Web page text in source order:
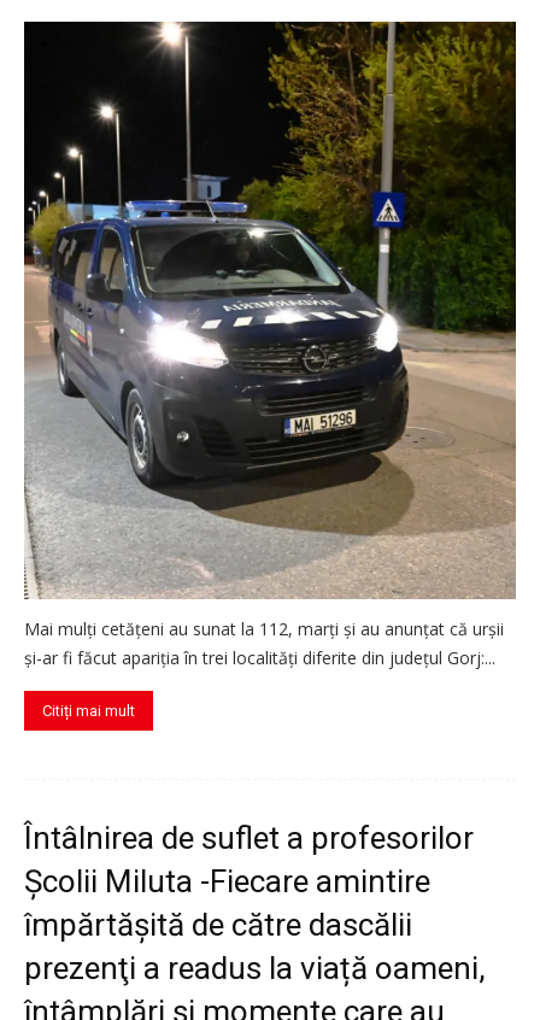
Mai mulți cetățeni au sunat la 112, marți și au anunțat că urșii
și-ar fi făcut apariția în trei localități diferite din județul Gorj:...
Citiți mai mult
Întâlnirea de suflet a profesorilor
Școlii Miluta -Fiecare amintire
împărtășită de către dascălii
prezenţi a readus la viață oameni,
întâmplări și momente care au